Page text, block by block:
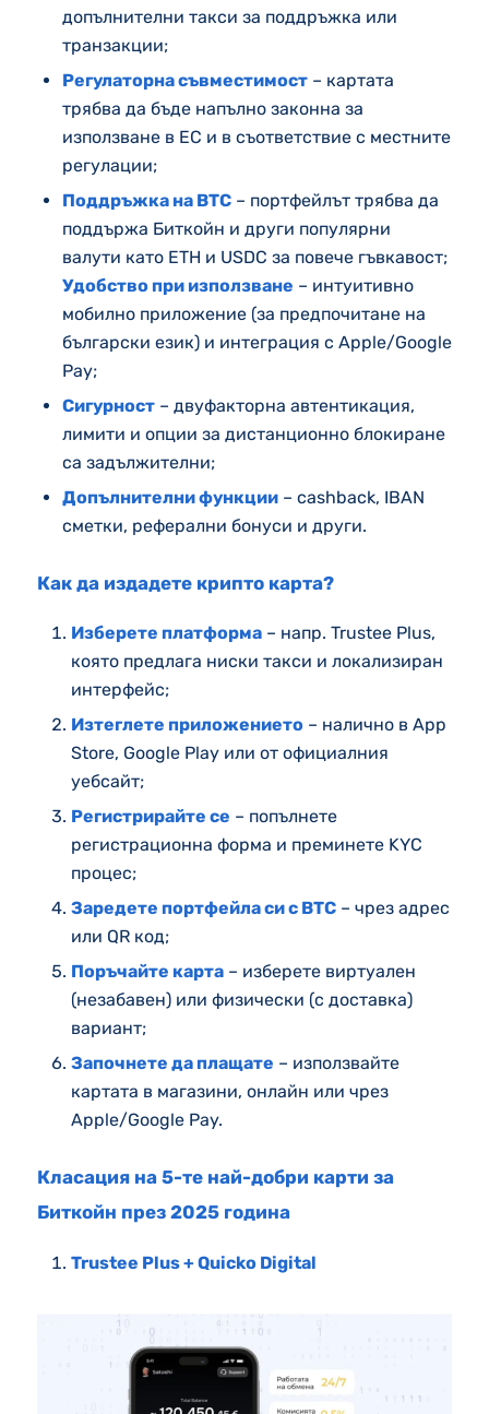
допълнителни такси за поддръжка или
транзакции;
Регулаторна съвместимост– картата
трябва да бъде напълно законна за
използване в ЕС и в съответствие с местните
регулации;
Поддръжка на BTC– портфейлът трябва да
поддържа Биткойн и други популярни
валути като ETH и USDC за повече гъвкавост;
Удобство при използване – интуитивно
мобилно приложение (за предпочитане на
български език) и интеграция с Apple/Google
Pay;
Сигурност– двуфакторна автентикация,
лимити и опции за дистанционно блокиране
са задължителни;
Допълнителни функции– cashback, IBAN
сметки, реферални бонуси и други.
Как да издадете крипто карта?
Изберете платформа– напр. Trustee Plus,
която предлага ниски такси и локализиран
интерфейс;
Изтеглете приложението– налично в App
Store, Google Play или от официалния
уебсайт;
Регистрирайте се – попълнете
регистрационна форма и преминете KYC
процес;
Заредете портфейла си с BTC– чрез адрес
или QR код;
Поръчайте карта– изберете виртуален
(незабавен) или физически (с доставка)
вариант;
Започнете да плащате – използвайте
картата в магазини, онлайн или чрез
Apple/Google Pay.
Класация на 5-те най-добри карти за
Биткойн през 2025 година
Trustee Plus + Quicko Digital